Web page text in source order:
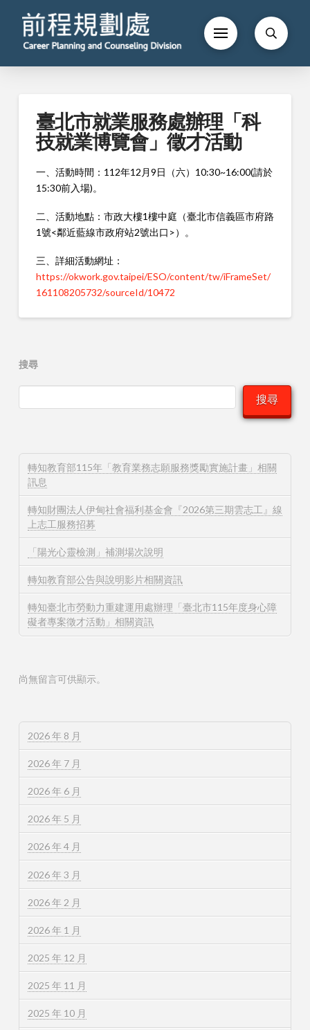
臺北市就業服務處辦理「科
技就業博覽會」徵才活動
一、活動時間：112年12月9日（六）10:30~16:00(請於
15:30前入場)。
二、活動地點：市政大樓1樓中庭（臺北市信義區市府路
1號<鄰近藍線市政府站2號出口>）。
三、詳細活動網址：
https://okwork.gov.taipei/ESO/content/tw/iFrameSet/
161108205732/sourceId/10472
搜尋
搜尋
轉知教育部115年「教育業務志願服務獎勵實施計畫」相關
訊息
轉知財團法人伊甸社會福利基金會『2026第三期雲志工』線
上志工服務招募
「陽光心靈檢測」補測場次說明
轉知教育部公告與說明影片相關資訊
轉知臺北市勞動力重建運用處辦理「臺北市115年度身心障
礙者專案徵才活動」相關資訊
尚無留言可供顯示。
2026 年 8 月
2026 年 7 月
2026 年 6 月
2026 年 5 月
2026 年 4 月
2026 年 3 月
2026 年 2 月
2026 年 1 月
2025 年 12 月
2025 年 11 月
2025 年 10 月